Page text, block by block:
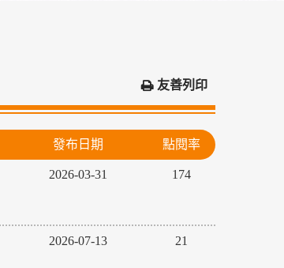
友善列印
發布日期 點閱率
2026-03-31 174
2026-07-13 21